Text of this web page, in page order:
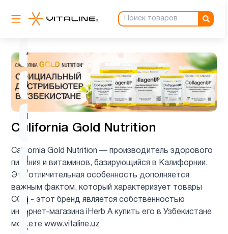
California Gold Nutrition
California Gold Nutrition — производитель здорового
питания и витаминов, базирующийся в Калифорнии.
Эта отличительная особенность дополняется
важным фактом, который характеризует товары
CGN - этот бренд является собственностью
интернет-магазина iHerb А купить его в Узбекистане
можете www.vitaline.uz
Антиоксиданты 1
Ашваганда 1
Биотин 1
Витамин
C
5
Витамин
D для
детей
4